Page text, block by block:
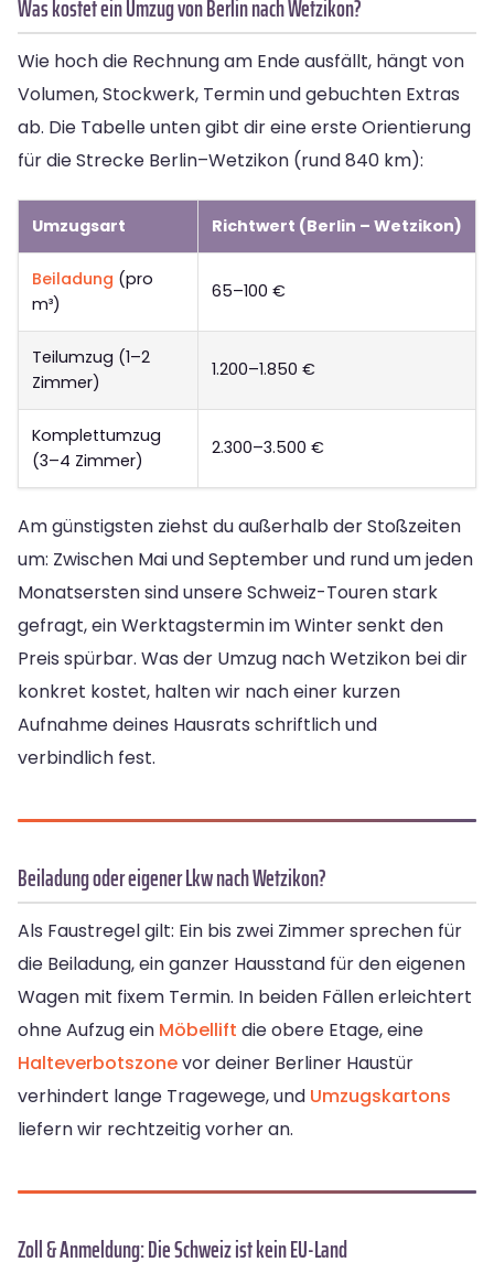
Was kostet ein Umzug von Berlin nach Wetzikon?
Wie hoch die Rechnung am Ende ausfällt, hängt von
Volumen, Stockwerk, Termin und gebuchten Extras
ab. Die Tabelle unten gibt dir eine erste Orientierung
für die Strecke Berlin–Wetzikon (rund 840 km):
Umzugsart Richtwert (Berlin – Wetzikon)
Beiladung (pro
m³)
65–100 €
Teilumzug (1–2
Zimmer)
1.200–1.850 €
Komplettumzug
(3–4 Zimmer)
2.300–3.500 €
Am günstigsten ziehst du außerhalb der Stoßzeiten
um: Zwischen Mai und September und rund um jeden
Monatsersten sind unsere Schweiz-Touren stark
gefragt, ein Werktagstermin im Winter senkt den
Preis spürbar. Was der Umzug nach Wetzikon bei dir
konkret kostet, halten wir nach einer kurzen
Aufnahme deines Hausrats schriftlich und
verbindlich fest.
Beiladung oder eigener Lkw nach Wetzikon?
Als Faustregel gilt: Ein bis zwei Zimmer sprechen für
die Beiladung, ein ganzer Hausstand für den eigenen
Wagen mit fixem Termin. In beiden Fällen erleichtert
ohne Aufzug ein Möbellift die obere Etage, eine
Halteverbotszonevor deiner Berliner Haustür
verhindert lange Tragewege, und Umzugskartons
liefern wir rechtzeitig vorher an.
Zoll & Anmeldung: Die Schweiz ist kein EU-Land